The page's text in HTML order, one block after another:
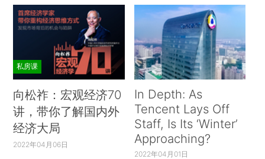
私房课
向松祚：宏观经济70
讲，带你了解国内外
经济大局
2022年04月06日
In Depth: As
Tencent Lays Off
Staff, Is Its ‘Winter’
Approaching?
2022年04月01日